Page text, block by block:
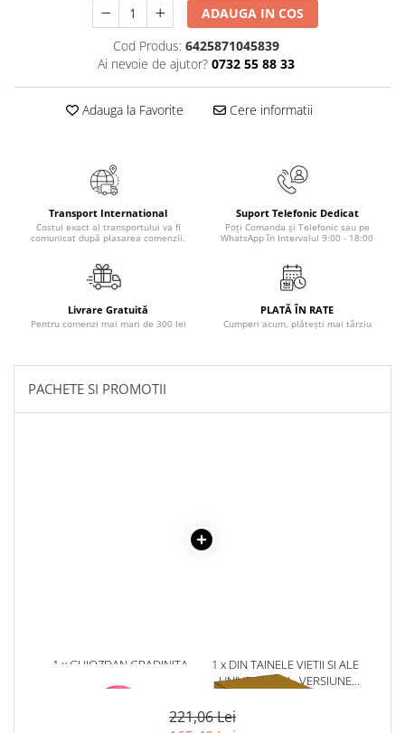
Medicina Pentru Toti
Starea de bine
Biografii, Memorii, Jurnale
Carti erotice
Carti pentru Adolescenti, Young
Crime, Thriller, Mistery
Literatura Universala
Poezie
Birotica & Papetarie
ADAUGA IN COS
Cod Produs: 6425871045839
Ai nevoie de ajutor? 0732 55 88 33
Adauga la Favorite Cere informatii
Transport International
Costul exact al transportului va fi
comunicat după plasarea comenzii.
Suport Telefonic Dedicat
Poți Comanda și Telefonic sau pe
WhatsApp în Intervalul 9:00 - 18:00
Livrare Gratuită
Pentru comenzi mai mari de 300 lei
PLATĂ ÎN RATE
Cumperi acum, plătești mai târziu
PACHETE SI PROMOTII
1 x GHIOZDAN GRADINITA
1 x DIN TAINELE VIETII SI ALE
UNIVERSULUI - VERSIUNE
VOLUMELE I-III. CUTIE DE
COLECTIE -SCARLAT
221,06 Lei